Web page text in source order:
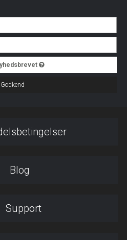
Godkend
Blog
Support